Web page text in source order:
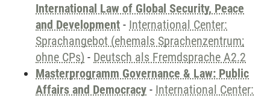
International Law of Global Security, Peace
and Development - International Center:
Sprachangebot (ehemals Sprachenzentrum;
ohne CPs) - Deutsch als Fremdsprache A2.2
Masterprogramm Governance & Law: Public
Affairs and Democracy - International Center: